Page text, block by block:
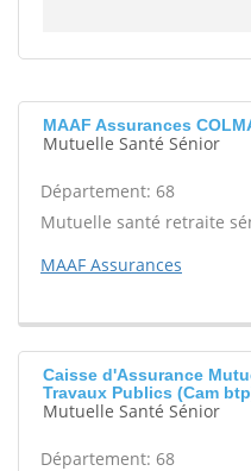
MAAF Assurances
Mutuelle Santé Sénior
Département: 68
Mutuelle santé retraite
MAAF Assurances
Caisse d'Assurance
Travaux Publics (Cam
Mutuelle Santé Sénior
Département: 68